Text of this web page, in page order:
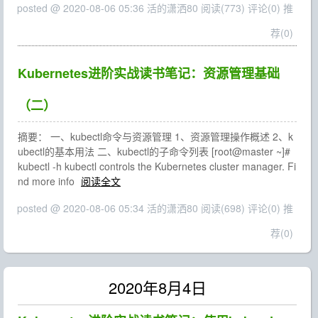
posted @ 2020-08-06 05:36 活的潇洒80 阅读(773) 评论(0) 推
荐(0)
Kubernetes进阶实战读书笔记：资源管理基础
（二）
摘要： 一、kubectl命令与资源管理 1、资源管理操作概述 2、k
ubectl的基本用法 二、kubectl的子命令列表 [root@master ~]#
kubectl -h kubectl controls the Kubernetes cluster manager. Fi
nd more info 阅读全文
posted @ 2020-08-06 05:34 活的潇洒80 阅读(698) 评论(0) 推
荐(0)
2020年8月4日